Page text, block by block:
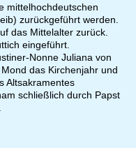
mittelhochdeutschen
zurückgeführt werden.
das Mittelalter zurück.
eingeführt.
Nonne Juliana von
das Kirchenjahr und
Altsakramentes
schließlich durch Papst